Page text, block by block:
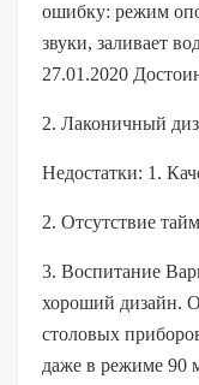
ошибку: режим
звуки, заливает
27.01.2020
2. Лаконичный
Недостатки: 1.
2. Отсутствие
3. Воспитание
хороший дизайн.
столовых
даже в режиме 90